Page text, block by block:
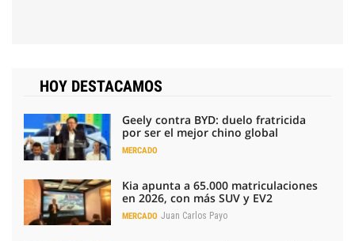
HOY DESTACAMOS
Geely contra BYD: duelo fratricida
por ser el mejor chino global
MERCADO
Kia apunta a 65.000 matriculaciones
en 2026, con más SUV y EV2
MERCADO Juan Carlos Payo